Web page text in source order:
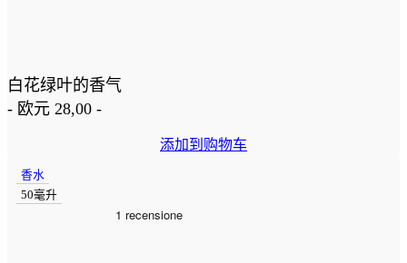
白花绿叶的香气
- 欧元 28,00 -
添加到购物车
香水
50毫升